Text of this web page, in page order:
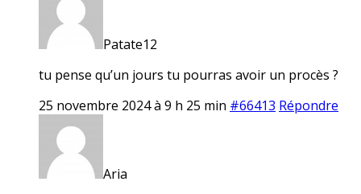
Patate12
tu pense qu’un jours tu pourras avoir un procès ?
25 novembre 2024 à 9 h 25 min #66413 Répondre
Aria